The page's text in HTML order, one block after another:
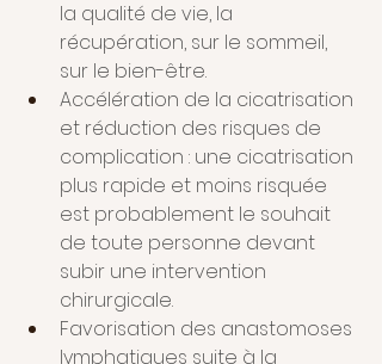
la qualité de vie, la
récupération, sur le sommeil,
sur le bien-être.
Accélération de la cicatrisation
et réduction des risques de
complication : une cicatrisation
plus rapide et moins risquée
est probablement le souhait
de toute personne devant
subir une intervention
chirurgicale.
Favorisation des anastomoses
lymphatiques suite à la